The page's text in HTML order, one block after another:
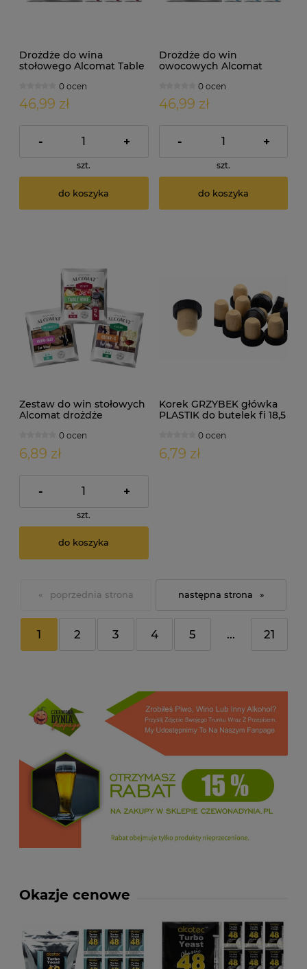
Drożdże do wina
stołowego Alcomat Table
0 ocen
46,99 zł
- +
szt.
do koszyka
Drożdże do win
owocowych Alcomat
0 ocen
46,99 zł
- +
szt.
do koszyka
Zestaw do win stołowych
Alcomat drożdże
0 ocen
6,89 zł
- +
szt.
do koszyka
Korek GRZYBEK główka
PLASTIK do butelek fi 18,5
0 ocen
6,79 zł
«
1 2 3 4 5 ... 21
»
Okazje cenowe